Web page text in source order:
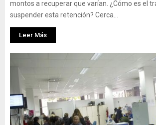
montos a recuperar que varían. ¿Cómo es el
suspender esta retención? Cerca...
Leer Más